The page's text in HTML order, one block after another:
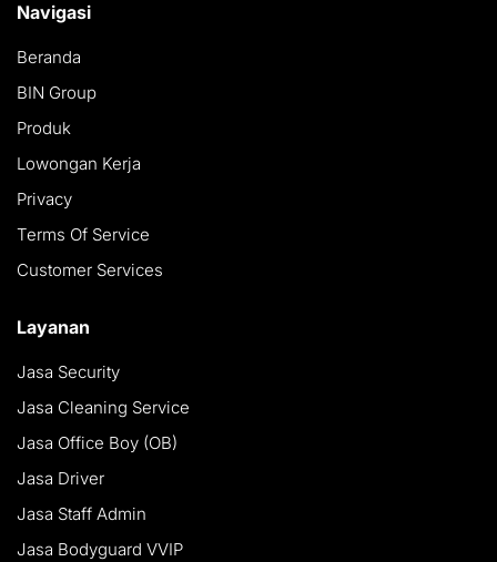
Navigasi
Beranda
BIN Group
Produk
Lowongan Kerja
Privacy
Terms Of Service
Customer Services
Layanan
Jasa Security
Jasa Cleaning Service
Jasa Office Boy (OB)
Jasa Driver
Jasa Staff Admin
Jasa Bodyguard VVIP